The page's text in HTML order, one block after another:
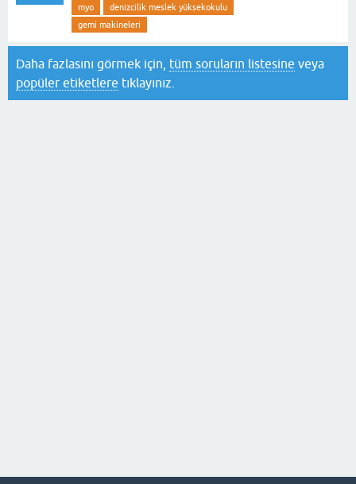
myo
denizcilik meslek yüksekokulu
gemi makineleri
Daha fazlasını görmek için, tüm soruların listesine veya
popüler etiketlere tıklayınız.